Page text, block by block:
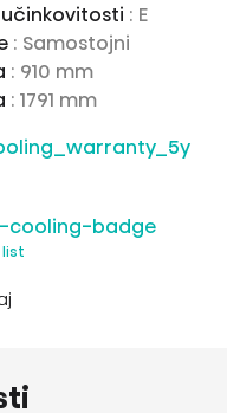
: E
: Samostojni
: 910 mm
: 1791 mm